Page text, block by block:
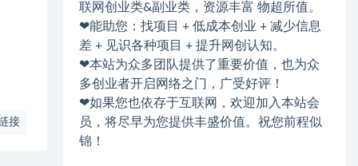
接
联网创业类&副业类，资源丰富 物超所值。
❤能助您：找项目 + 低成本创业 + 减少信息
差 + 见识各种项目 + 提升网创认知。
❤本站为众多团队提供了重要价值，也为众
多创业者开启网络之门，广受好评！
❤如果您也依存于互联网，欢迎加入本站会
员，将尽早为您提供丰盛价值。祝您前程似
锦！